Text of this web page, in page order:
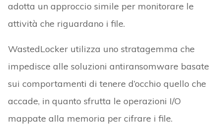
adotta un approccio simile per monitorare le
attività che riguardano i file.
WastedLocker utilizza uno stratagemma che
impedisce alle soluzioni antiransomware basate
sui comportamenti di tenere d’occhio quello che
accade, in quanto sfrutta le operazioni I/O
mappate alla memoria per cifrare i file.